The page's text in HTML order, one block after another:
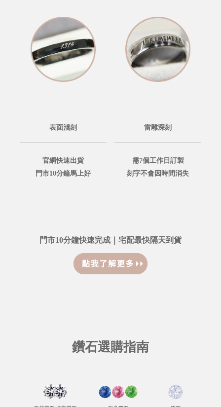
表面淺刻
官網快速出貨
門市10分鐘馬上好
雷雕深刻
需7個工作日訂製
刻字不會因時間消失
門市10分鐘快速完成｜宅配最快隔天到貨
鑽石選購指南